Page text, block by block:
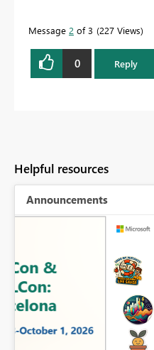
Message 2 of 3 227 Views
0 Reply
Helpful resources
Announcements